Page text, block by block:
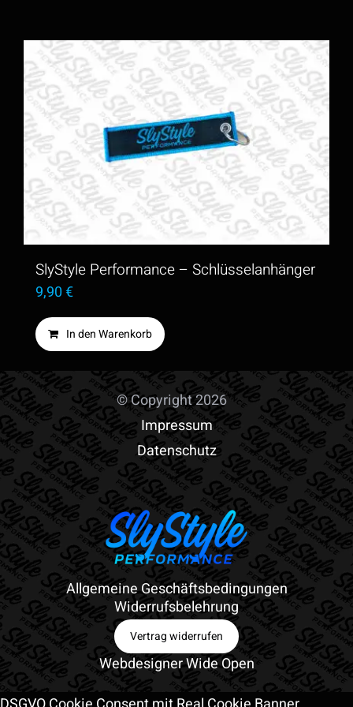
SlyStyle Performance – Schlüsselanhänger
9,90€
In den Warenkorb
© Copyright 2026
Impressum
Datenschutz
Allgemeine Geschäftsbedingungen
Widerrufsbelehrung
Vertrag widerrufen
Webdesigner Wide Open